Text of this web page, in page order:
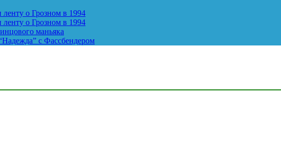
о Грозном в 1994
о Грозном в 1994
маньяка
с Фассбендером